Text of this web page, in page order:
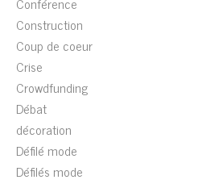
Construction
Coup de coeur
Crise
Crowdfunding
Débat
décoration
Défilé mode
Défilés mode